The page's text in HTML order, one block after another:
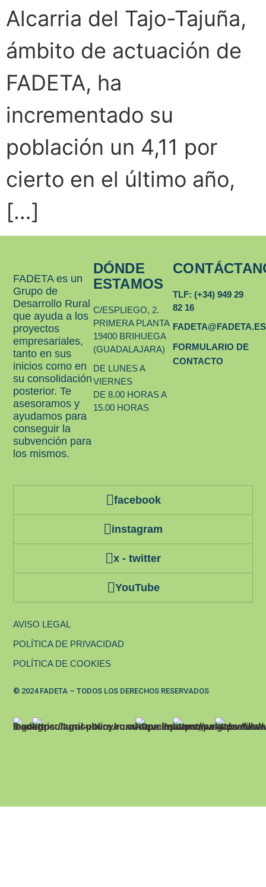
Alcarria del Tajo-Tajuña,
ámbito de actuación de
FADETA, ha
incrementado su
población un 4,11 por
cierto en el último año,
[…]
FADETA es un
Grupo de
Desarrollo Rural
que ayuda a los
proyectos
empresariales,
tanto en sus
inicios como en
su consolidación
posterior. Te
asesoramos y
ayudamos para
conseguir la
subvención para
los mismos.
DÓNDE
ESTAMOS
C/ESPLIEGO, 2.
PRIMERA PLANTA
19400 BRIHUEGA
(GUADALAJARA)
DE LUNES A
VIERNES
DE 8.00 HORAS A
15.00 HORAS
TLF: (+34) 949 29
82 16
FADETA@FADETA.ES
FORMULARIO DE
CONTACTO
facebook
instagram
x - twitter
YouTube
© 2024 FADETA – TODOS LOS DERECHOS RESERVADOS
AVISO LEGAL
POLÍTICA DE PRIVACIDAD
POLÍTICA DE COOKIES